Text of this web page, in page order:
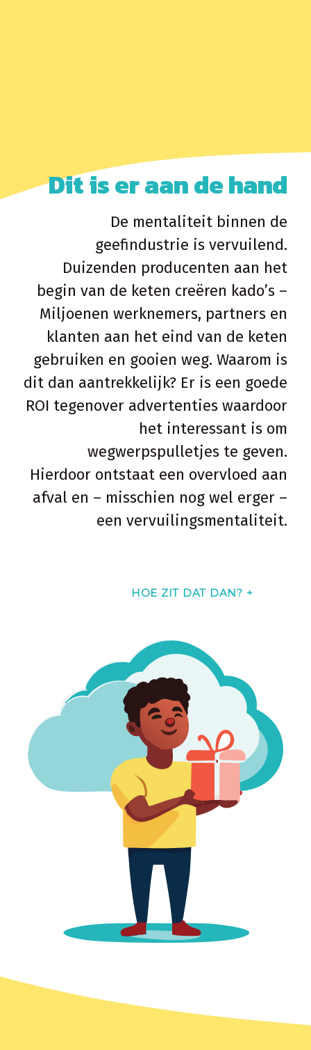
Dit is er aan de hand
De mentaliteit binnen de
geefindustrie is vervuilend.
Duizenden producenten aan het
begin van de keten creëren kado’s –
Miljoenen werknemers, partners en
klanten aan het eind van de keten
gebruiken en gooien weg. Waarom is
dit dan aantrekkelijk? Er is een goede
ROI tegenover advertenties waardoor
het interessant is om
wegwerpspulletjes te geven.
Hierdoor ontstaat een overvloed aan
afval en – misschien nog wel erger –
een vervuilingsmentaliteit.
De mentaliteit binnen de
begin van de keten creëren kado’s –
Miljoenen werknemers, partners en
klanten aan het eind van de keten
gebruiken en gooien weg. Waarom is
dit dan aantrekkelijk? Er is een goede
ROI tegenover advertenties waardoor
het interessant is om
wegwerpspulletjes te geven.
Hierdoor ontstaat een overvloed aan
afval en – misschien nog wel erger –
een vervuilingsmentaliteit.
HOE ZIT DAT DAN? +